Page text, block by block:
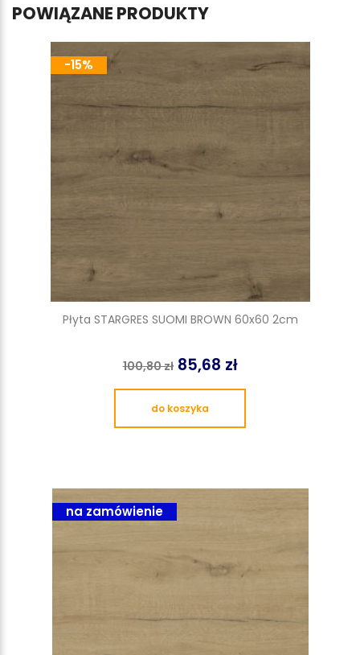
POWIĄZANE PRODUKTY
Płyta STARGRES SUOMI BROWN 60x60 2cm
100,80 zł 85,68 zł
do koszyka
-15%
na zamówienie